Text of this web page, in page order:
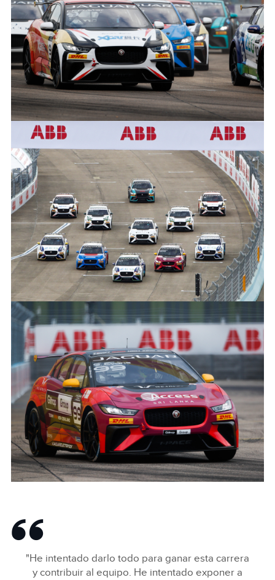
SIMON EVANS, CAMPEÓN DEL JAGUAR I‑PACE ETROPHY
X
LINKEDIN
SHARE
SIMON EVANS, CAMPEÓN DEL JAGUAR I‑PACE ETROPHY
X
SHARE
"He intentado darlo todo para ganar esta carrera
y contribuir al equipo. He intentado exponer a